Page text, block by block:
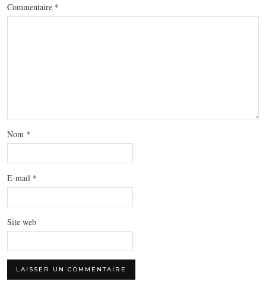
Commentaire *
Nom *
E-mail *
Site web